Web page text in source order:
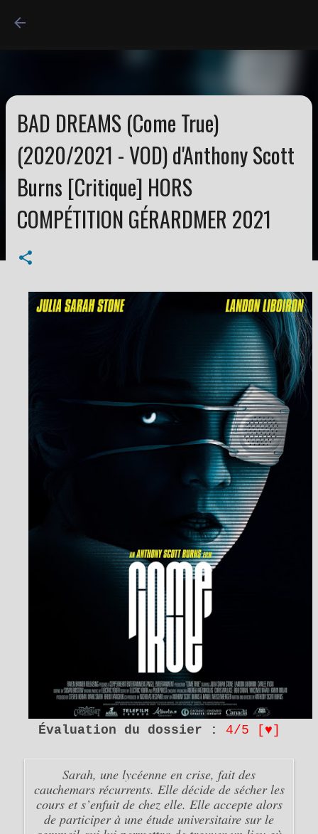
BAD DREAMS (Come True)
(2020/2021 - VOD) d'Anthony Scott
Burns [Critique] HORS
COMPÉTITION GÉRARDMER 2021
Évaluation du dossier : 4/5 [ ♥]
Sarah, une lycéenne en crise, fait des
cauchemars récurrents. Elle décide de sécher les
cours et s’enfuit de chez elle. Elle accepte alors
de participer à une étude universitaire sur le